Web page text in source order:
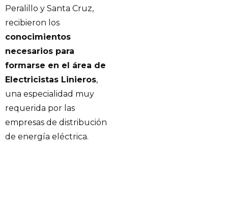
Peralillo y Santa Cruz,
recibieron los
conocimientos
necesarios para
formarse en el área de
Electricistas Linieros,
una especialidad muy
requerida por las
empresas de distribución
de energía eléctrica.